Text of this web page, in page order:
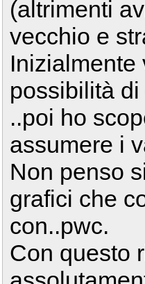
(altrimenti
vecchio e
Inizialmente
possibilità
..poi ho
assumere i
Non penso
grafici che
con..pwc.
Con questo